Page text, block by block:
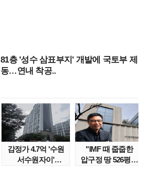
81층 '성수 삼표부지' 개발에 국토부 제
동…연내 착공..
감정가 4.7억 '수원
서수원자이'
"IMF 때 줍줍한
압구정 땅 526평의